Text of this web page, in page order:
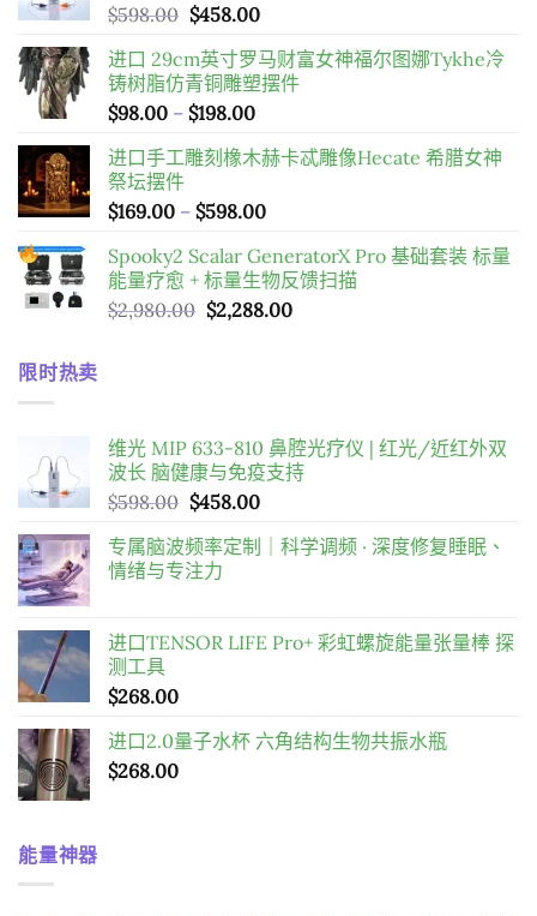
$598.00 原
價
格：
$598.00。
$458.00目
價
格：
进口 29cm英寸罗马财富女神福尔图娜Tykhe冷
铸树脂仿青铜雕塑摆件
$98.00 – $198.00價
範
$98.00
$198.00
进口手工雕刻橡木赫卡忒雕像Hecate 希腊女神
祭坛摆件
$169.00 – $598.00價
範
圍：
$169.00
Spooky2 Scalar GeneratorX Pro 基础套装 标量
能量疗愈 + 标量生物反馈扫描
$2,980.00 原
$2,288.00目
限时热卖
维光 MIP 633-810 鼻腔光疗仪 | 红光/近红外双
波长 脑健康与免疫支持
$598.00 原
價
格：
$458.00目
價
专属脑波频率定制｜科学调频 · 深度修复睡眠、
情绪与专注力
进口TENSOR LIFE Pro+ 彩虹螺旋能量张量棒 探
测工具
$268.00
进口2.0量子水杯 六角结构生物共振水瓶
$268.00
能量神器